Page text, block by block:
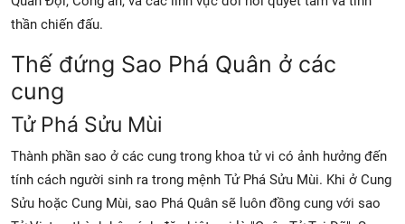
thần chiến đấu.
Thế đứng Sao Phá Quân ở các
cung
Tử Phá Sửu Mùi
Thành phần sao ở các cung trong khoa tử vi có ảnh hưởng đến
tính cách người sinh ra trong mệnh Tử Phá Sửu Mùi. Khi ở Cung
Sửu hoặc Cung Mùi, sao Phá Quân sẽ luôn đồng cung với sao